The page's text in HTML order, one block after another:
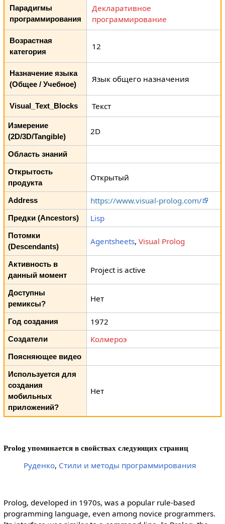
Парадигмы
программирования
Декларативное
программирование
Возрастная
категория
12
Назначение языка
(Общее / Учебное)
Язык общего назначения
Visual_Text_Blocks Текст
Измерение
(2D/3D/Tangible)
2D
Область знаний
Открытость
продукта
Открытый
Address https://www.visual-prolog.com/
Предки (Ancestors) Lisp
Потомки
(Descendants)
Agentsheets,Visual Prolog
Активность в
данный момент
Project is active
Доступны
ремиксы?
Нет
Год создания 1972
Создатели Колмероэ
Поясняющее видео
Используется для
создания
мобильных
приложений?
Нет
Prolog упоминается в свойствах следующих страниц
Руденко, Стили и методы программирования
Prolog, developed in 1970s, was a popular rule-based
programming language, even among novice programmers.